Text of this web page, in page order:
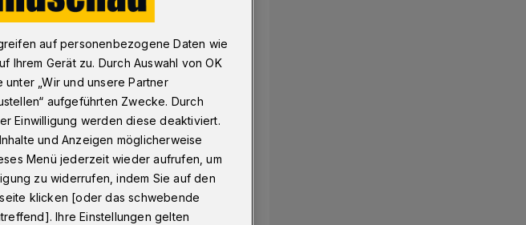
auf personenbezogene Daten wie
Ihrem Gerät zu. Durch Auswahl von OK
„Wir und unsere Partner
aufgeführten Zwecke. Durch
Einwilligung werden diese deaktiviert.
und Anzeigen möglicherweise
Menü jederzeit wieder aufrufen, um
zu widerrufen, indem Sie auf den
klicken [oder das schwebende
Ihre Einstellungen gelten